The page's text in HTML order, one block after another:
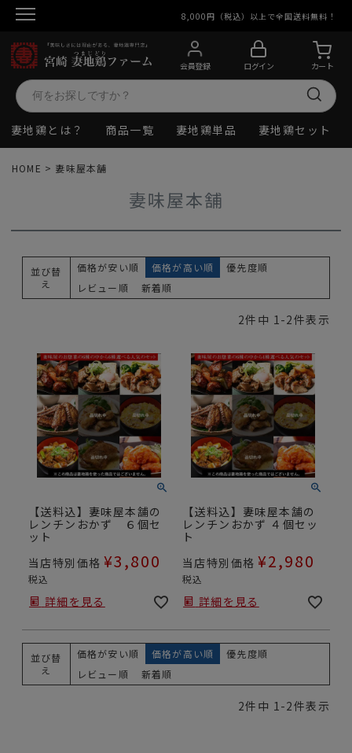
8,000円（税込）以上で全国送料無料！
会員登録 ログイン カート
妻地鶏とは？ 商品一覧 妻地鶏単品 妻地鶏セット
HOME 妻味屋本舗
妻味屋本舗
並び替
え
価格が安い順 価格が高い順
優先度順
レビュー順
新着順
2件中 1-2件表示
【送料込】妻味屋本舗の
レンチンおかず ６個セ
ット
当店特別価格 ¥3,800
税込
詳細を見る
【送料込】妻味屋本舗の
レンチンおかず ４個セッ
ト
当店特別価格 ¥2,980
税込
詳細を見る
並び替
え
価格が安い順 価格が高い順
優先度順
レビュー順
新着順
2件中 1-2件表示